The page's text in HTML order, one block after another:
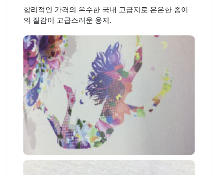
합리적인 가격의 우수한 국내 고급지로 은은한 종이
의 질감이 고급스러운 용지.